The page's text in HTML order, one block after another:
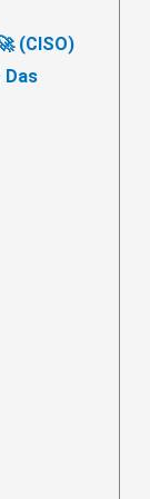
(CISO)
Das